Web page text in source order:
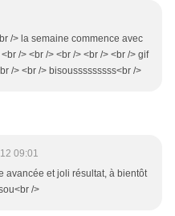
/> la semaine commence avec
/> <br /> <br /> <br /> <br /> gif
/> <br /> bisousssssssss<br />
09:01
avancée et joli résultat, à bientôt
/>